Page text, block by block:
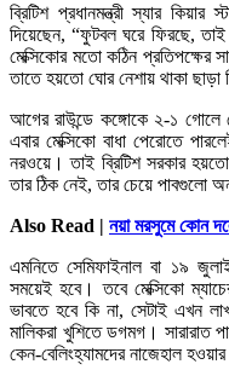
ব্রিটিশ প্রধানমন্ত্রী স্যার
দিয়েছেন, “ফুটবল ঘরে ফিরছে,
মেক্সিকোর মতো কঠিন প্রতিপক্ষের
তাতে হয়তো ঘোর নেশায় থাকা
আগের রাউন্ডে কঙ্গোকে ২-১ গোলে
এবার মেক্সিকো বাধা পেরোতে
নরওয়ে। তাই ব্রিটিশ সরকার হয়তো
তার ঠিক নেই, তার চেয়ে পাবগুলো
Also Read | নয়া মরসুমে কোন
এমনিতে সেমিফাইনাল বা ১৯
সময়েই হবে। তবে মেক্সিকো
ভাবতে হবে কি না, সেটাই এখন
মালিকরা খুশিতে ডগমগ। সারারাত
কেন-বেলিংহ্যামদের নাজেহাল